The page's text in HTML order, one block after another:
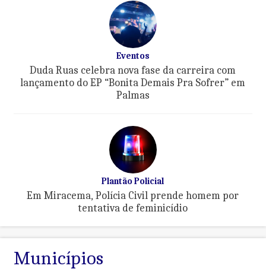
Eventos
Duda Ruas celebra nova fase da carreira com
lançamento do EP “Bonita Demais Pra Sofrer” em
Palmas
Plantão Policial
Em Miracema, Polícia Civil prende homem por
tentativa de feminicídio
Municípios